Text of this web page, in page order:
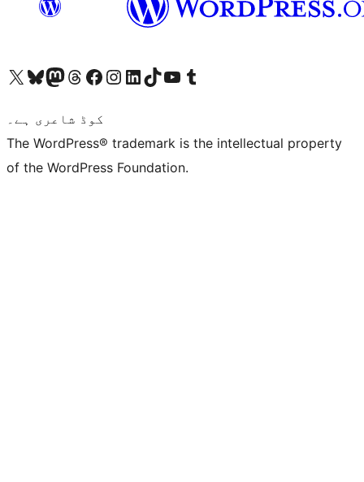
Visit our X (formerly Twitter) account
ہمارے بلیواسکائی اکاؤنٹ پر جائیں
Visit our Mastodon account
ہمارے ٹھریڈز اکاؤنٹ پر جائیں
Visit our Facebook page
Visit our Instagram account
Visit our LinkedIn account
ہمارے ٹک ٹاک اکاؤنٹ پر جائیں
Visit our YouTube channel
ہمارے ٹمبلر اکاؤنٹ پر جائیں
کوڈ شاعری ہے۔
The WordPress® trademark is the intellectual property
of the WordPress Foundation.